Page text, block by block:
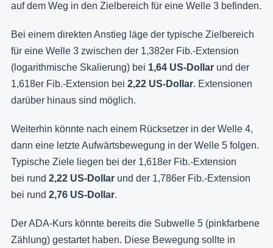
auf dem Weg in den Zielbereich für eine Welle 3 befinden.
Bei einem direkten Anstieg läge der typische Zielbereich
für eine Welle 3 zwischen der 1,382er Fib.-Extension
(logarithmische Skalierung) bei 1,64 US-Dollar und der
1,618er Fib.-Extension bei 2,22 US-Dollar. Extensionen
darüber hinaus sind möglich.
Weiterhin könnte nach einem Rücksetzer in der Welle 4,
dann eine letzte Aufwärtsbewegung in der Welle 5 folgen.
Typische Ziele liegen bei der 1,618er Fib.-Extension
bei rund 2,22 US-Dollar und der 1,786er Fib.-Extension
bei rund 2,76 US-Dollar.
Der ADA-Kurs könnte bereits die Subwelle 5 (pinkfarbene
Zählung) gestartet haben. Diese Bewegung sollte in